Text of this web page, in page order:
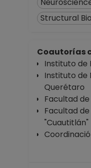
Structural
Coautorías
Instituto de
Instituto de
Querétaro
Facultad
Facultad
"Cuautitlán"